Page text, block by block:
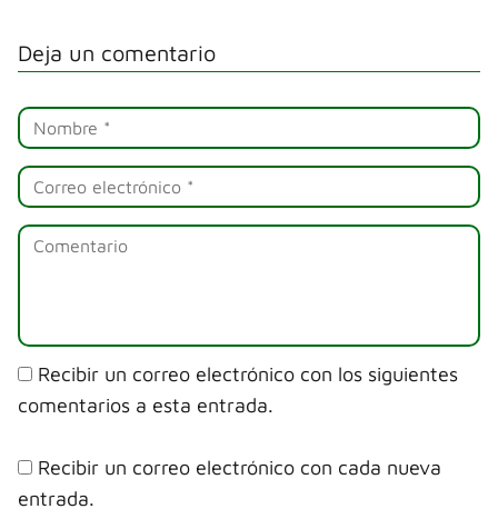
Deja un comentario
Recibir un correo electrónico con los siguientes
comentarios a esta entrada.
Recibir un correo electrónico con cada nueva
entrada.